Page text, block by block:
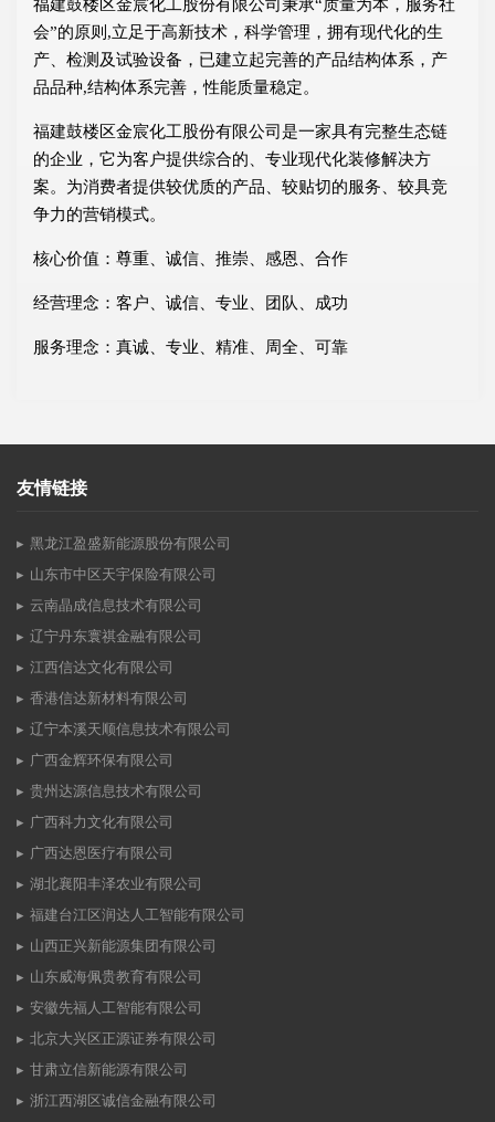
福建鼓楼区金宸化工股份有限公司秉承“质量为本，服务社
会”的原则,立足于高新技术，科学管理，拥有现代化的生
产、检测及试验设备，已建立起完善的产品结构体系，产
品品种,结构体系完善，性能质量稳定。
福建鼓楼区金宸化工股份有限公司是一家具有完整生态链
的企业，它为客户提供综合的、专业现代化装修解决方
案。为消费者提供较优质的产品、较贴切的服务、较具竞
争力的营销模式。
核心价值：尊重、诚信、推崇、感恩、合作
经营理念：客户、诚信、专业、团队、成功
服务理念：真诚、专业、精准、周全、可靠
友情链接
黑龙江盈盛新能源股份有限公司
山东市中区天宇保险有限公司
云南晶成信息技术有限公司
辽宁丹东寰祺金融有限公司
江西信达文化有限公司
香港信达新材料有限公司
辽宁本溪天顺信息技术有限公司
广西金辉环保有限公司
贵州达源信息技术有限公司
广西科力文化有限公司
广西达恩医疗有限公司
湖北襄阳丰泽农业有限公司
福建台江区润达人工智能有限公司
山西正兴新能源集团有限公司
山东威海佩贵教育有限公司
安徽先福人工智能有限公司
北京大兴区正源证券有限公司
甘肃立信新能源有限公司
浙江西湖区诚信金融有限公司